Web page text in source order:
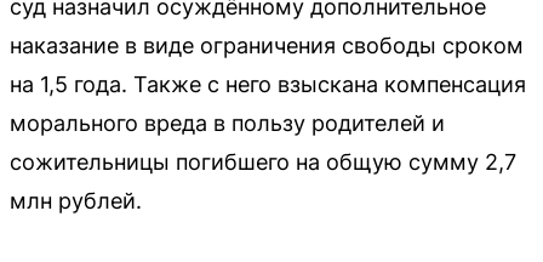
суд назначил осуждённому дополнительное
наказание в виде ограничения свободы сроком
на 1,5 года. Также с него взыскана компенсация
морального вреда в пользу родителей и
сожительницы погибшего на общую сумму 2,7
млн рублей.